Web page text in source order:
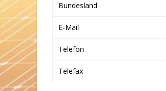
Bundesland
E-Mail
Telefon
Telefax